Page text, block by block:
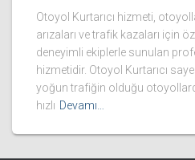
Otoyol Kurtarıcı hizmeti,
arızaları ve trafik kazaları için
deneyimli ekiplerle sunulan
hizmetidir. Otoyol Kurtarıcı
yoğun trafiğin olduğu
hızlı Devamı…